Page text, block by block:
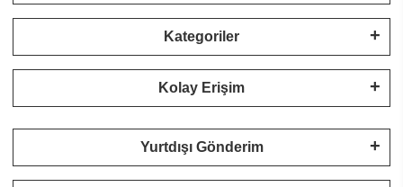
Kategoriler
Kolay Erişim
Yurtdışı Gönderim